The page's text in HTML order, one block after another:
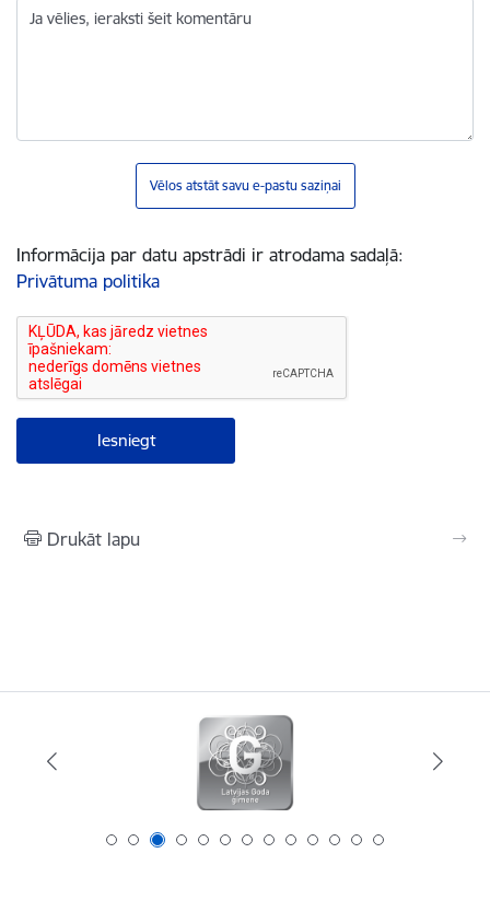
Ja vēlies, ieraksti šeit komentāru
Vēlos atstāt savu e-pastu saziņai
Informācija par datu apstrādi ir atrodama sadaļā:
Privātuma politika
Drukāt lapu